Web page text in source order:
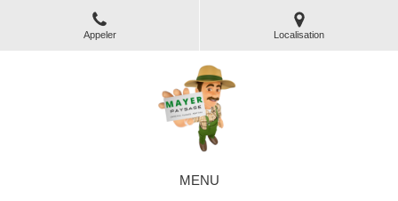
Appeler Localisation
MENU